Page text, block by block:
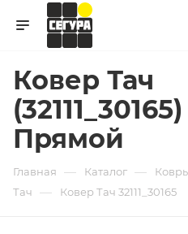
Ковер Тач
Прямой
Главная — Каталог —
Тач — Ковер Тач 32111_30165